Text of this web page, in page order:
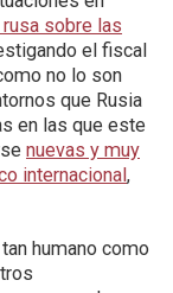
rusa sobre las
el fiscal
no lo son
que Rusia
en las que este
nuevas y muy
internacional ,
humano como